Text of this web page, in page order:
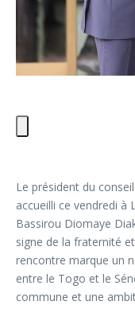
Le président du
accueilli ce vendredi à
Bassirou Diomaye
signe de la fraternité
rencontre marque un
entre le Togo et le
commune et une